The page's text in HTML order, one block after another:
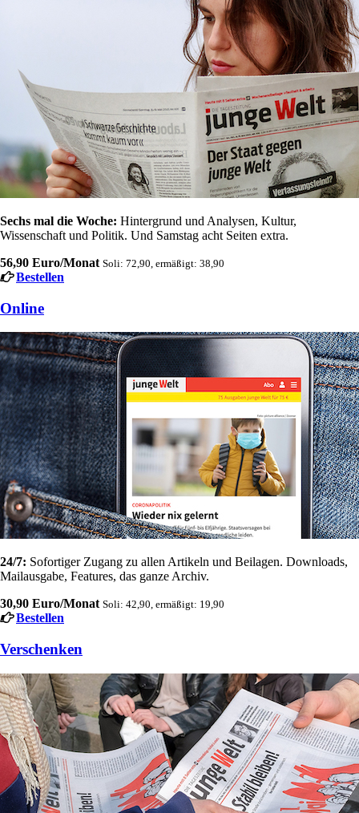
Sechs mal die Woche: Hintergrund und Analysen, Kultur,
Wissenschaft und Politik. Und Samstag acht Seiten extra.
56,90 Euro/Monat Soli: 72,90, ermäßigt: 38,90
Bestellen
Online
24/7: Sofortiger Zugang zu allen Artikeln und Beilagen. Downloads,
Mailausgabe, Features, das ganze Archiv.
30,90 Euro/Monat Soli: 42,90, ermäßigt: 19,90
Bestellen
Verschenken